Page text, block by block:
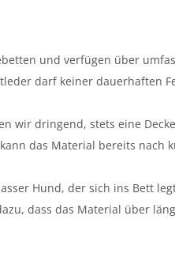
und verfügen über
darf keiner dauerhaften
wir dringend, stets eine
das Material bereits nach
Hund, der sich ins Bett
dass das Material über